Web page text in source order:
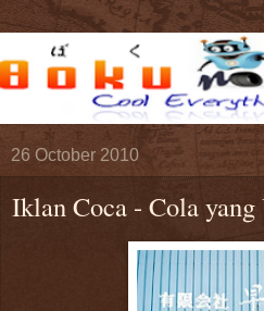
26 October 2010
Iklan Coca - Cola